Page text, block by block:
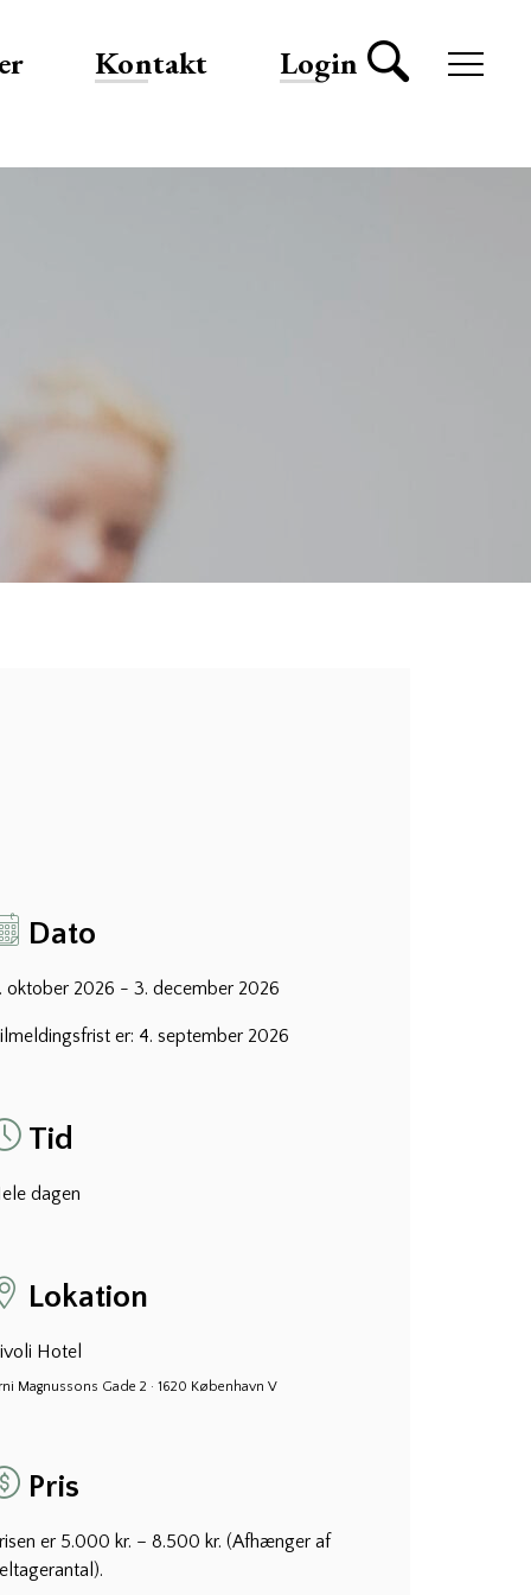
Kontakt Login
Dato
oktober 2026 - 3. december 2026
er: 4. september 2026
Tid
dagen
Lokation
Hotel
Magnussons Gade 2 · 1620 København V
Pris
er 5.000 kr. – 8.500 kr. (Afhænger af